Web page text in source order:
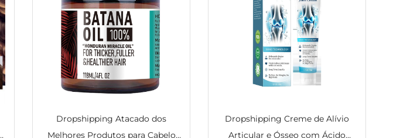
Dropshipping Atacado dos
Melhores Produtos para Cabelo
Dropshipping Creme de Alívio
Articular e Ósseo com Ácido